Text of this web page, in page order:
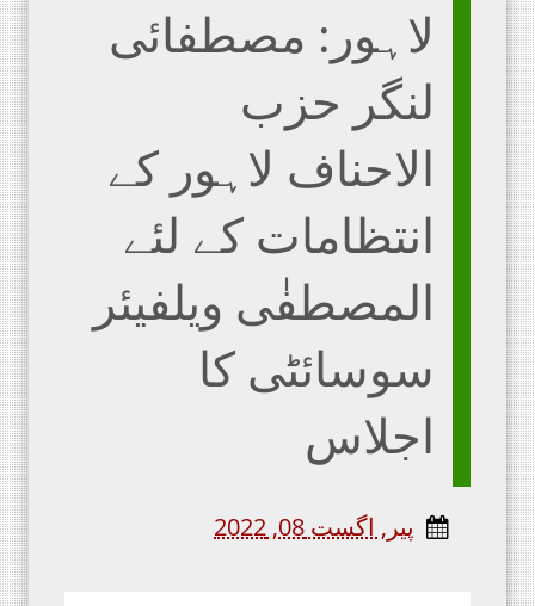
لاہور: مصطفائی
لنگر حزب
الاحناف لاہور کے
انتظامات کے لئے
المصطفٰی ویلفیئر
سوسائٹی کا
اجلاس
پیر, اگست 08, 2022